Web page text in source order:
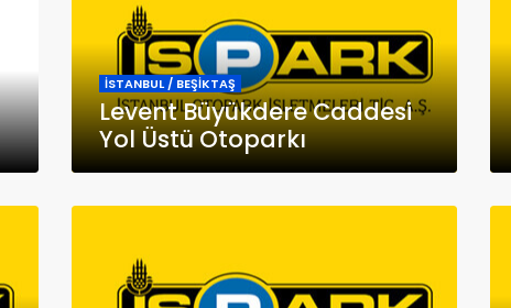
İSTANBUL / BEŞİKTAŞ
Levent Büyükdere Caddesi
Yol Üstü Otoparkı